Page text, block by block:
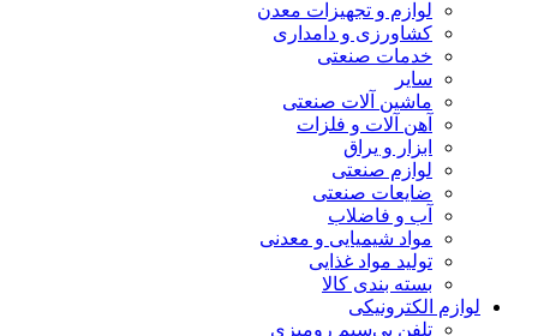
لوازم و تجهیزات معدن
کشاورزی و دامداری
خدمات صنعتی
سایر
ماشین آلات صنعتی
آهن آلات و فلزات
ابزار و یراق
لوازم صنعتی
ضایعات صنعتی
آب و فاضلاب
مواد شیمیایی و معدنی
تولید مواد غذایی
بسته بندی کالا
لوازم الکترونیکی
تلفن بی‌سیم رومیزی